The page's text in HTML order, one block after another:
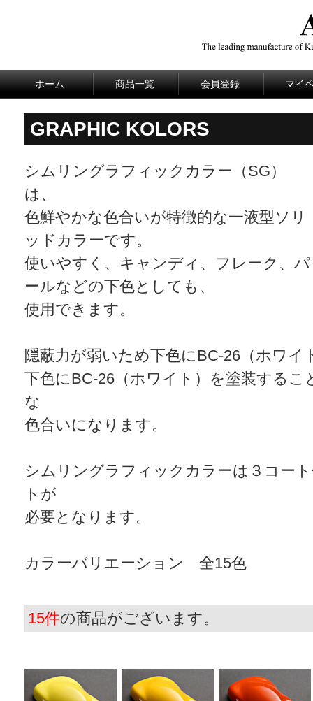
ホーム 商品一覧 会員登録 マイ
GRAPHIC KOLORS
シムリングラフィックカラー（SG）
は、
色鮮やかな色合いが特徴的な一液型ソリ
ッドカラーです。
使いやすく、キャンディ、フレーク、パ
ールなどの下色としても、
使用できます。
隠蔽力が弱いため下色にBC-26（ホワイ
下色にBC-26（ホワイト）を塗装するこ
な
色合いになります。
シムリングラフィックカラーは３コー
トが
必要となります。
カラーバリエーション 全15色
15件の商品がございます。